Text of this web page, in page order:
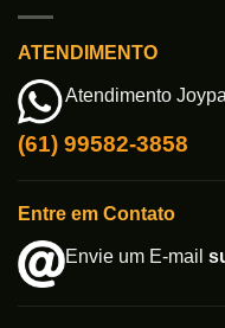
ATENDIMENTO
Atendimento
(61) 99582-3858
Entre em Contato
Envie um E-mail